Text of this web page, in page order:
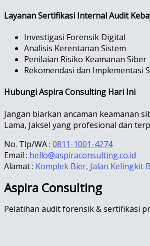
Layanan Sertifikasi Internal Audit
Investigasi Forensik Digital
Analisis Kerentanan Sistem
Penilaian Risiko Keamanan Siber
Rekomendasi dan Implementasi
Hubungi Aspira Consulting Hari Ini
Jangan biarkan ancaman keamanan
Lama, Jaksel yang profesional dan
No. Tlp/WA : 0811-1001-4274
Email : hello@aspiraconsulting.co.id
Alamat : Komplek Bier, Jalan Kelingkit
Aspira Consulting
Pelatihan audit forensik & sertifikasi